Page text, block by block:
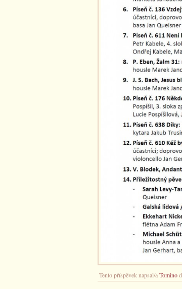
Tento příspěvek napsal/aTomino